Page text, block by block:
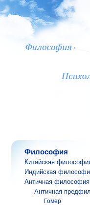
Философия
Китайская
Индийская
Античная философия
Античная
Гомер